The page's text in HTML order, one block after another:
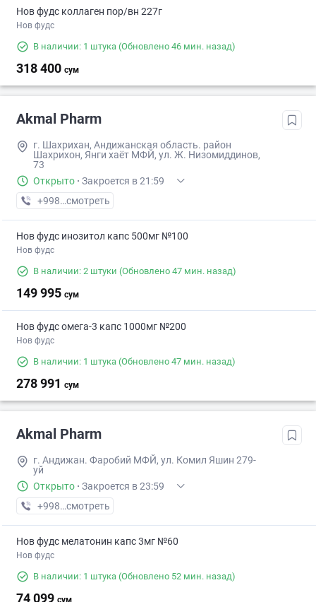
Нов фудс коллаген пор/вн 227г
Нов фудс
В наличии: 1 штука (Обновлено 46 мин. назад)
318 400 сум
Akmal Pharm
г. Шахрихан, Андижанская область. район
Шахрихон, Янги хаёт МФЙ, ул. Ж. Низомиддинов,
73
Открыто · Закроется в 21:59
+998 (90) XXX-XX-XX
смотреть
Нов фудс инозитол капс 500мг №100
Нов фудс
В наличии: 2 штуки (Обновлено 47 мин. назад)
149 995 сум
Нов фудс омега-3 капс 1000мг №200
Нов фудс
В наличии: 1 штука (Обновлено 47 мин. назад)
278 991 сум
Akmal Pharm
г. Андижан. Фаробий МФЙ, ул. Комил Яшин 279-
уй
Открыто · Закроется в 23:59
+998 (90) XXX-XX-XX
смотреть
Нов фудс мелатонин капс 3мг №60
Нов фудс
В наличии: 1 штука (Обновлено 52 мин. назад)
74 099